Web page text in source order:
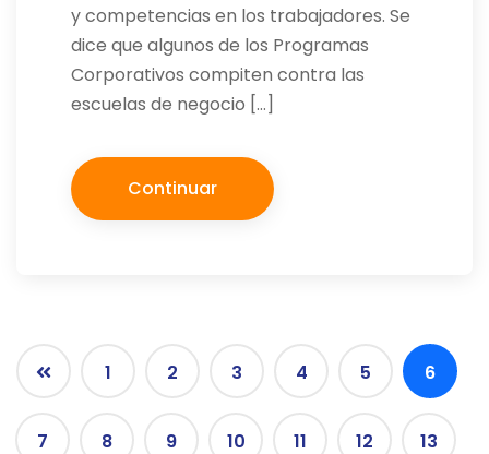
y competencias en los trabajadores. Se
dice que algunos de los Programas
Corporativos compiten contra las
escuelas de negocio […]
Continuar
1 2 3 4 5 6
7 8 9 10 11 12 13